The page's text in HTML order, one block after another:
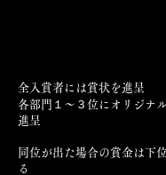
全入賞者には賞状を進呈
各部門１〜３位にオリジナ
進呈
同位が出た場合の賞金は下
る